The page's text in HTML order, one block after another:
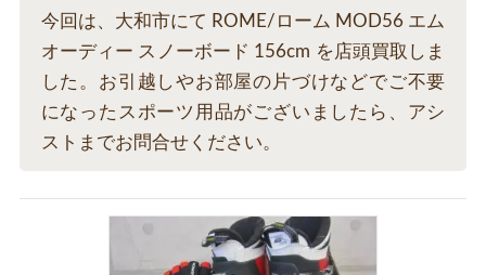
今回は、大和市にて ROME/ローム MOD56 エム
オーディー スノーボード 156cm を店頭買取しま
した。お引越しやお部屋の片づけなどでご不要
になったスポーツ用品がございましたら、アシ
ストまでお問合せください。